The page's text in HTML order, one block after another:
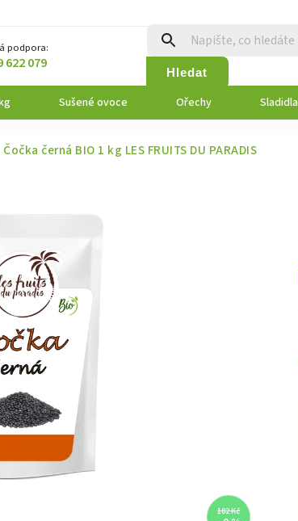
podpora:
622 079 Hledat
Sušené ovoce Ořechy Sladidla
Čočka černá BIO 1 kg LES FRUITS DU PARADIS
182 Kč